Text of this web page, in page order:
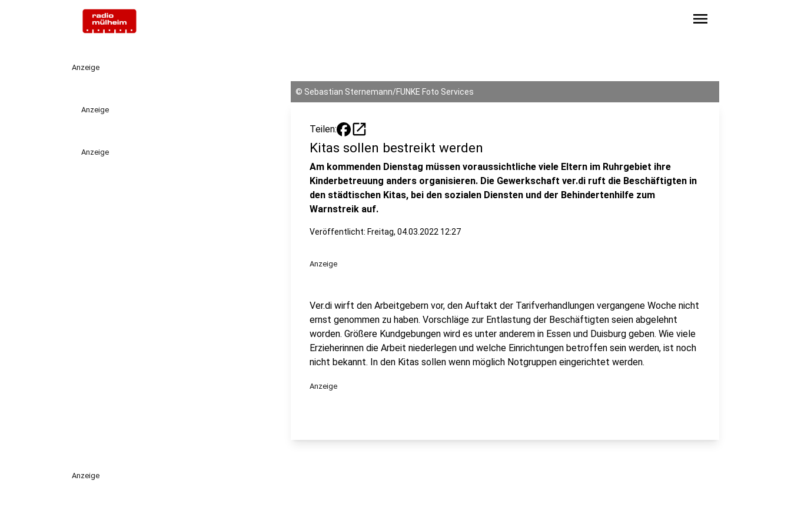
menu
Anzeige
Anzeige
Anzeige
© Sebastian Sternemann/FUNKE Foto Services
Teilen: open_in_new
Kitas sollen bestreikt werden
Am kommenden Dienstag müssen voraussichtliche viele Eltern im Ruhrgebiet ihre
Kinderbetreuung anders organisieren. Die Gewerkschaft ver.di ruft die Beschäftigten in
den städtischen Kitas, bei den sozialen Diensten und der Behindertenhilfe zum
Warnstreik auf.
Veröffentlicht: Freitag, 04.03.2022 12:27
Anzeige
Ver.di wirft den Arbeitgebern vor, den Auftakt der Tarifverhandlungen vergangene Woche nicht
ernst genommen zu haben. Vorschläge zur Entlastung der Beschäftigten seien abgelehnt
worden. Größere Kundgebungen wird es unter anderem in Essen und Duisburg geben. Wie viele
Erzieherinnen die Arbeit niederlegen und welche Einrichtungen betroffen sein werden, ist noch
nicht bekannt. In den Kitas sollen wenn möglich Notgruppen eingerichtet werden.
Anzeige
Anzeige